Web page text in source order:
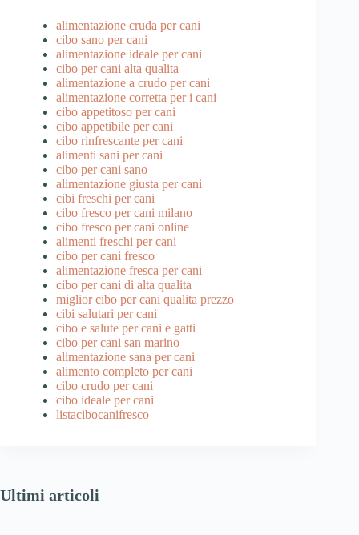
alimentazione cruda per cani
cibo sano per cani
alimentazione ideale per cani
cibo per cani alta qualita
alimentazione a crudo per cani
alimentazione corretta per i cani
cibo appetitoso per cani
cibo appetibile per cani
cibo rinfrescante per cani
alimenti sani per cani
cibo per cani sano
alimentazione giusta per cani
cibi freschi per cani
cibo fresco per cani milano
cibo fresco per cani online
alimenti freschi per cani
cibo per cani fresco
alimentazione fresca per cani
cibo per cani di alta qualita
miglior cibo per cani qualita prezzo
cibi salutari per cani
cibo e salute per cani e gatti
cibo per cani san marino
alimentazione sana per cani
alimento completo per cani
cibo crudo per cani
cibo ideale per cani
listacibocanifresco
Ultimi articoli